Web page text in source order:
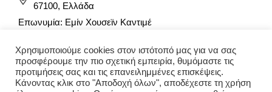
67100, Ελλάδα
Επωνυμία: Εμίν Χουσεϊν Καντιμέ
Αρ. Γ.Ε.ΜΗ: 012349946000
Χρησιμοποιούμε cookies στον ιστότοπό μας για να σας
προσφέρουμε την πιο σχετική εμπειρία, θυμόμαστε τις
προτιμήσεις σας και τις επανειλημμένες επισκέψεις.
Κάνοντας κλικ στο "Αποδοχή όλων", αποδέχεστε τη χρήση